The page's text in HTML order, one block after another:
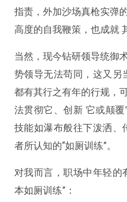
指责，外加沙场真枪实弹
高度的自我鞭策，也成就
当然，现今钻研领导统御
势领导无法苟同，这又另
都有其行之有年的行规，
法贯彻它、创新 它或颠
技能如瀑布般往下泼洒、
者所认知的“如厕训练”。
对我而言，职场中年轻的
本如厕训练”：